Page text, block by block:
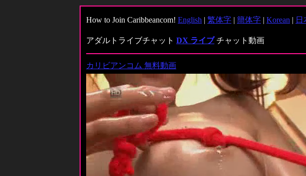
How to Join Caribbeancom! English | 繁体字 | 簡体字 | Korean | 日
アダルトライブチャット DX ライブチャット動画
カリビアンコム 無料動画